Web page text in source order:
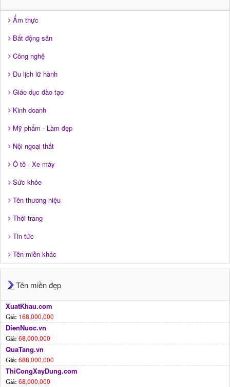
Ẩm thực
Bất động sản
Công nghệ
Du lịch lữ hành
Giáo dục đào tạo
Kinh doanh
Mỹ phẩm - Làm đẹp
Nội ngoại thất
Ô tô - Xe máy
Sức khỏe
Tên thương hiệu
Thời trang
Tin tức
Tên miền khác
Tên miền đẹp
XuatKhau.com
Giá: 168,000,000
DienNuoc.vn
Giá: 68,000,000
QuaTang.vn
Giá: 688,000,000
ThiCongXayDung.com
Giá: 68,000,000